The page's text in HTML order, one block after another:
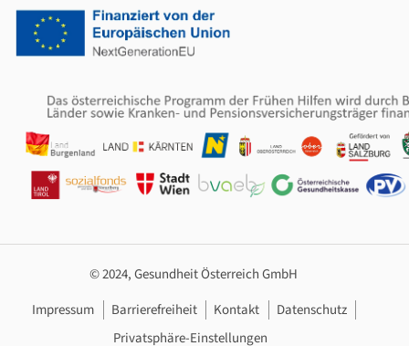
© 2024, Gesundheit Österreich GmbH
Footer Navigation
Impressum Barrierefreiheit Kontakt
Datenschutz
Privatsphäre-Einstellungen